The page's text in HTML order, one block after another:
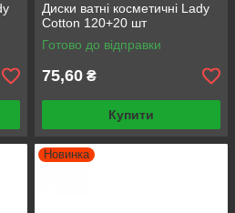
Диски ватні косметичнi Lady
Cotton 120+20 шт
Готово до відправки
75,60 ₴
Купити
Новинка